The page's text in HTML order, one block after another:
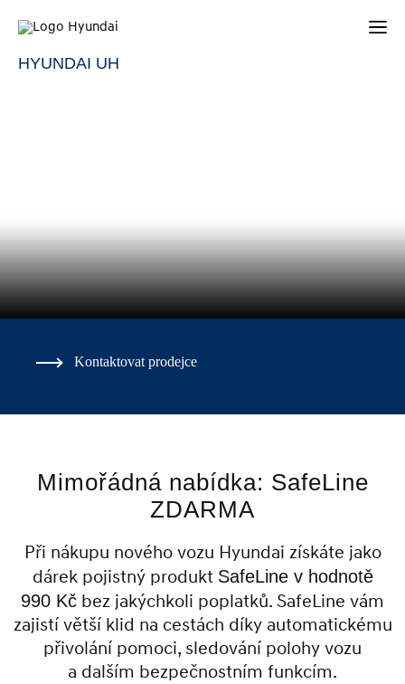
HYUNDAI UH
Kontaktovat prodejce
Mimořádná nabídka: SafeLine
ZDARMA
Při nákupu nového vozu Hyundai získáte jako
dárek pojistný produkt SafeLine v hodnotě
990 Kč bez jakýchkoli poplatků. SafeLine vám
zajistí větší klid na cestách díky automatickému
přivolání pomoci, sledování polohy vozu
a dalším bezpečnostním funkcím.